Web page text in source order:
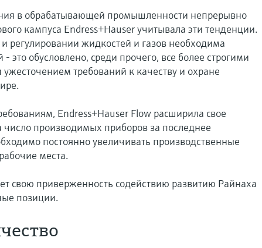
в обрабатывающей промышленности непрерывно
кампуса Endress+Hauser учитывала эти тенденции.
регулировании жидкостей и газов необходима
- это обусловлено, среди прочего, все более строгими
требований к качеству и охране
Endress+Hauser Flow расширила свое
производимых приборов за последнее
постоянно увеличивать производственные
места.
свою приверженность содействию развитию Райнаха
позиции.